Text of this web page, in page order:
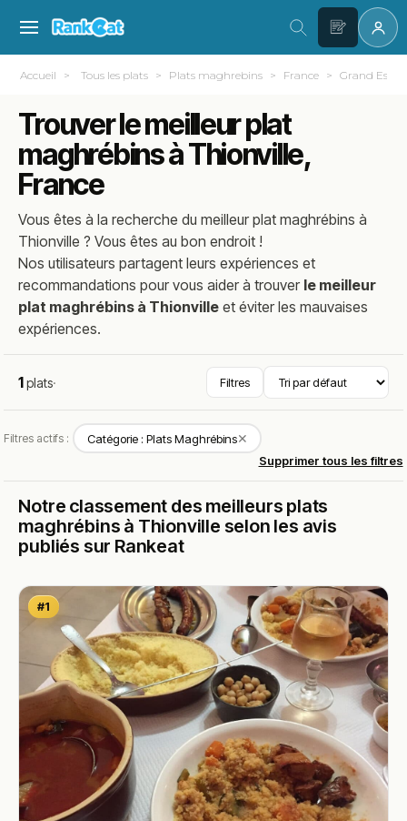
Accueil Tous les plats Plats maghrebins France Grand Est
Trouver le meilleur plat
maghrébins à Thionville,
France
Vous êtes à la recherche du meilleurplat maghrébins à
Thionville ? Vous êtes au bon endroit !
Nos utilisateurs partagent leurs expériences et
recommandations pour vous aider à trouver le meilleur
plat maghrébins à Thionville et éviter les mauvaises
expériences.
1plats· Filtres
Filtres actifs : Catégorie : Plats Maghrébins✕
Supprimer tous les filtres
Notre classement des meilleurs plats
maghrébins à Thionville selon les avis
publiés sur Rankeat
#1